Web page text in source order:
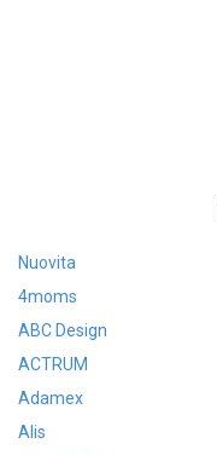
Nuovita
4moms
ABC Design
ACTRUM
Adamex
Alis